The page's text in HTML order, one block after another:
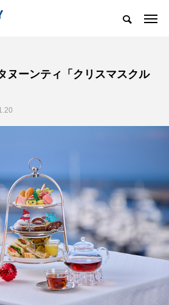
ヌーンティ「クリスマスクル